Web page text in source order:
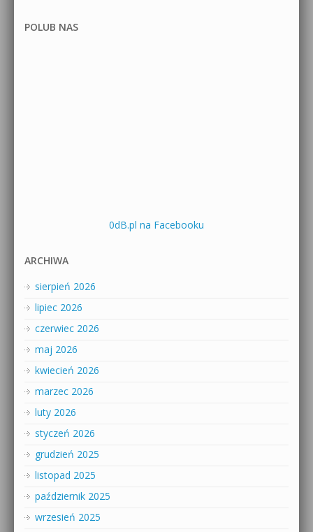
POLUB NAS
0dB.pl na Facebooku
ARCHIWA
sierpień 2026
lipiec 2026
czerwiec 2026
maj 2026
kwiecień 2026
marzec 2026
luty 2026
styczeń 2026
grudzień 2025
listopad 2025
październik 2025
wrzesień 2025